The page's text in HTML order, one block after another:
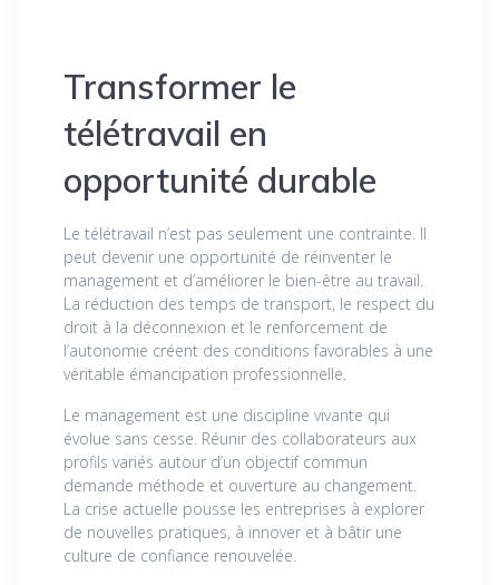
Transformer le
télétravail en
opportunité durable
Le télétravail n’est pas seulement une contrainte. Il
peut devenir une opportunité de réinventer le
management et d’améliorer le bien-être au travail.
La réduction des temps de transport, le respect du
droit à la déconnexion et le renforcement de
l’autonomie créent des conditions favorables à une
véritable émancipation professionnelle.
Le management est une discipline vivante qui
évolue sans cesse. Réunir des collaborateurs aux
profils variés autour d’un objectif commun
demande méthode et ouverture au changement.
La crise actuelle pousse les entreprises à explorer
de nouvelles pratiques, à innover et à bâtir une
culture de confiance renouvelée.